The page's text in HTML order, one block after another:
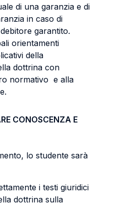
di una garanzia e di
in caso di
garantito.
orientamenti
della
dottrina con
normativo e alla
CONOSCENZA E
lo studente sarà
i testi giuridici
dottrina sulla